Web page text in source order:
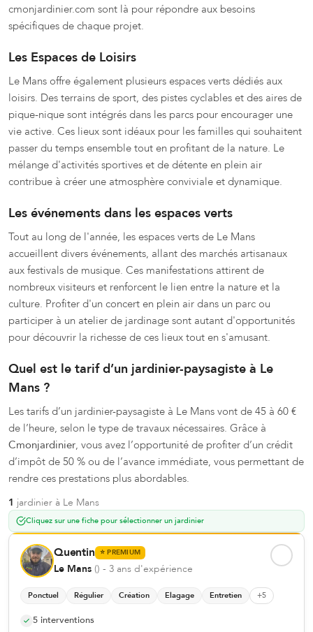
cmonjardinier.com sont là pour répondre aux besoins
spécifiques de chaque projet.
Les Espaces de Loisirs
Le Mans offre également plusieurs espaces verts dédiés aux
loisirs. Des terrains de sport, des pistes cyclables et des aires de
pique-nique sont intégrés dans les parcs pour encourager une
vie active. Ces lieux sont idéaux pour les familles qui souhaitent
passer du temps ensemble tout en profitant de la nature. Le
mélange d'activités sportives et de détente en plein air
contribue à créer une atmosphère conviviale et dynamique.
Les événements dans les espaces verts
Tout au long de l'année, les espaces verts de Le Mans
accueillent divers événements, allant des marchés artisanaux
aux festivals de musique. Ces manifestations attirent de
nombreux visiteurs et renforcent le lien entre la nature et la
culture. Profiter d'un concert en plein air dans un parc ou
participer à un atelier de jardinage sont autant d'opportunités
pour découvrir la richesse de ces lieux tout en s'amusant.
Quel est le tarif d’un jardinier-paysagiste à Le
Mans ?
Les tarifs d’un jardinier-paysagiste à Le Mans vont de 45 à 60 €
de l’heure, selon le type de travaux nécessaires. Grâce à
Cmonjardinier, vous avez l’opportunité de profiter d’un crédit
d’impôt de 50 % ou de l’avance immédiate, vous permettant de
rendre ces prestations plus abordables.
1 jardinier à Le Mans
Cliquez sur une fiche pour sélectionner un jardinier
Quentin ⭐PREMIUM
Le Mans () - 3 ans d'expérience
Ponctuel Régulier Création Elagage Entretien +5
5 interventions